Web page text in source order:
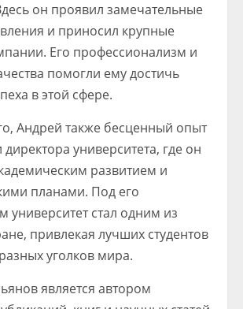
он проявил замечательные
и приносил крупные
Его профессионализм и
помогли ему достичь
в этой сфере.
Андрей также бесценный опыт
университета, где он
развитием и
планами. Под его
университет стал одним из
привлекая лучших студентов
уголков мира.
является автором